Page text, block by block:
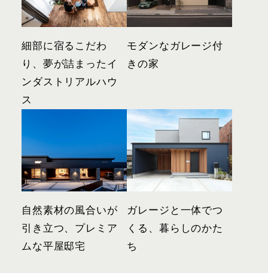
細部に宿るこだわ
り、夢が詰まったイ
ンダストリアルハウ
ス
モダンなガレージ付
きの家
自然素材の風合いが
引き立つ、プレミア
ムな平屋邸宅
ガレージと一体でつ
くる、暮らしのかた
ち